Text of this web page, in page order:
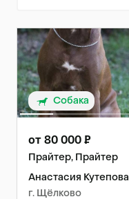
Собака
от 80 000 ₽
Прайтер, Прайтер
Анастасия Кутепова
г. Щёлково